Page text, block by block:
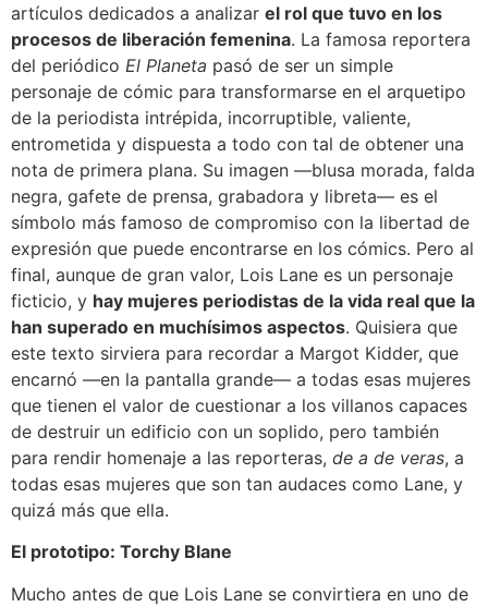
artículos dedicados a analizar el rol que tuvo en los
procesos de liberación femenina. La famosa reportera
del periódico El Planeta pasó de ser un simple
personaje de cómic para transformarse en el arquetipo
de la periodista intrépida, incorruptible, valiente,
entrometida y dispuesta a todo con tal de obtener una
nota de primera plana. Su imagen —blusa morada, falda
negra, gafete de prensa, grabadora y libreta— es el
símbolo más famoso de compromiso con la libertad de
expresión que puede encontrarse en los cómics. Pero al
final, aunque de gran valor, Lois Lane es un personaje
ficticio, y hay mujeres periodistas de la vida real que la
han superado en muchísimos aspectos. Quisiera que
este texto sirviera para recordar a Margot Kidder, que
encarnó —en la pantalla grande— a todas esas mujeres
que tienen el valor de cuestionar a los villanos capaces
de destruir un edificio con un soplido, pero también
para rendir homenaje a las reporteras, de a de veras, a
todas esas mujeres que son tan audaces como Lane, y
quizá más que ella.
El prototipo: Torchy Blane
Mucho antes de que Lois Lane se convirtiera en uno de